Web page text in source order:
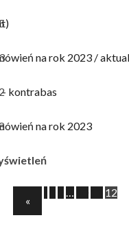
na rok 2023 /
kontrabas
na rok 2023
«Previous
12